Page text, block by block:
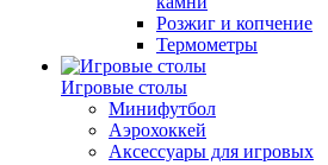
Розжиг и копчение
Термометры
Игровые столы
Минифутбол
Аэрохоккей
Аксессуары для игровых